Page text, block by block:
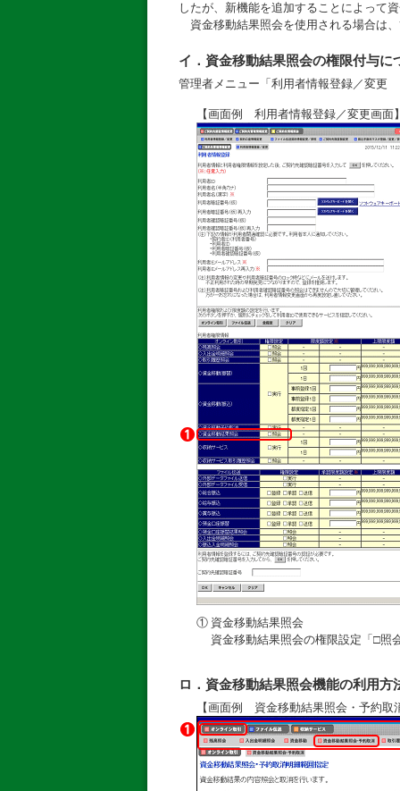
したが、新機能を追加することによって
資金移動結果照会を使用される場合は
イ．資金移動結果照会の権限付与に
管理者メニュー「利用者情報登録／変
【画面例 利用者情報登録／変更画面
① 資金移動結果照会
資金移動結果照会の権限設定「□照
ロ．資金移動結果照会機能の利用方
【画面例 資金移動結果照会・予約取